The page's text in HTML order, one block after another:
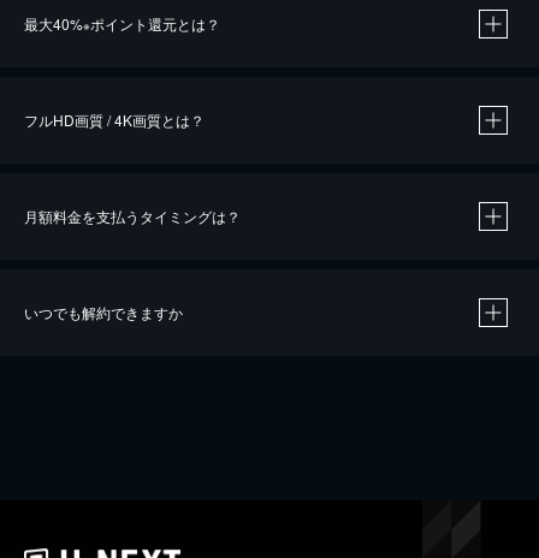
最大40%※ポイント還元とは？
※40％ポイント還元の対象は、クレジットカード決済による作品の購入 / レンタルです。
iOSアプリのUコイン決済による作品の購入 / レンタルは、20％のポイント還元です。
フルHD画質 / 4K画質とは？
月額料金を支払うタイミングは？
いつでも解約できますか